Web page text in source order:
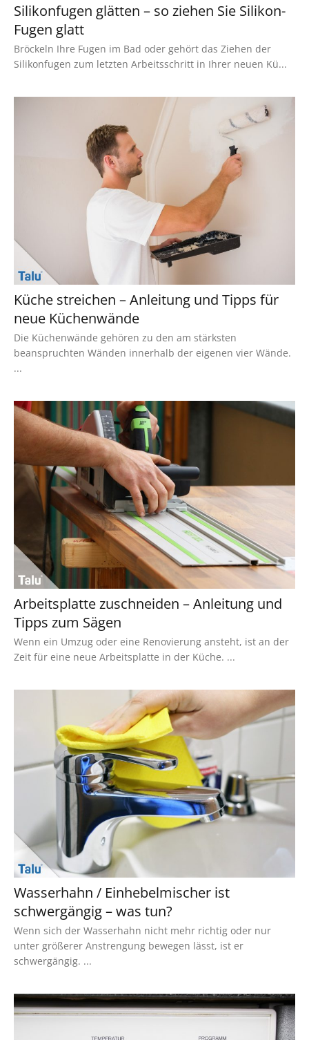
Silikonfugen glätten – so ziehen Sie Silikon-
Fugen glatt
Bröckeln Ihre Fugen im Bad oder gehört das Ziehen der
Silikonfugen zum letzten Arbeitsschritt in Ihrer neuen Kü...
Küche streichen – Anleitung und Tipps für
neue Küchenwände
Die Küchenwände gehören zu den am stärksten
beanspruchten Wänden innerhalb der eigenen vier Wände.
...
Arbeitsplatte zuschneiden – Anleitung und
Tipps zum Sägen
Wenn ein Umzug oder eine Renovierung ansteht, ist an der
Zeit für eine neue Arbeitsplatte in der Küche. ...
Wasserhahn / Einhebelmischer ist
schwergängig – was tun?
Wenn sich der Wasserhahn nicht mehr richtig oder nur
unter größerer Anstrengung bewegen lässt, ist er
schwergängig. ...